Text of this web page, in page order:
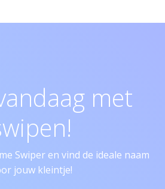
met
Swiper en vind de ideale naam
jouw kleintje!